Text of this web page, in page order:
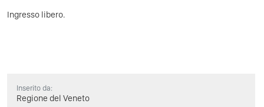
Ingresso libero.
Inserito da:
Regione del Veneto